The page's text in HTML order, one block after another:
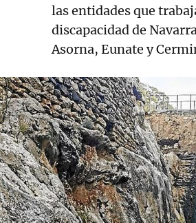
las entidades que
discapacidad de
Asorna, Eunate y